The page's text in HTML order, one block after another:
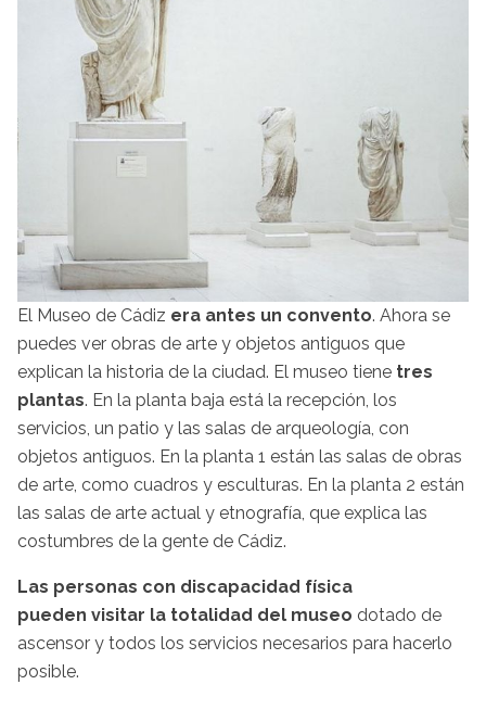
El Museo de Cádiz era antes un convento. Ahora se
puedes ver obras de arte y objetos antiguos que
explican la historia de la ciudad. El museo tiene tres
plantas. En la planta baja está la recepción, los
servicios, un patio y las salas de arqueología, con
objetos antiguos. En la planta 1 están las salas de obras
de arte, como cuadros y esculturas. En la planta 2 están
las salas de arte actual y etnografía, que explica las
costumbres de la gente de Cádiz.
Las personas con discapacidad física
pueden visitar la totalidad del museo dotado de
ascensor y todos los servicios necesarios para hacerlo
posible.